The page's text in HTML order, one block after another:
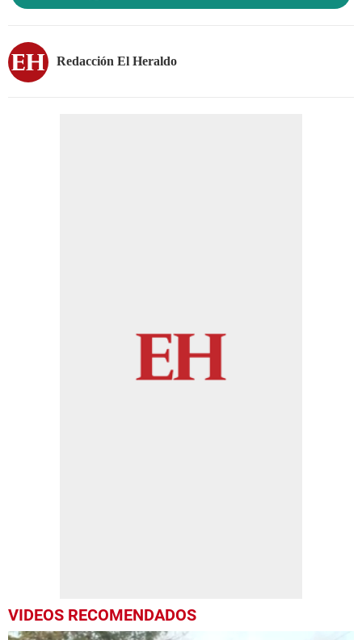
Redacción El Heraldo
VIDEOS RECOMENDADOS